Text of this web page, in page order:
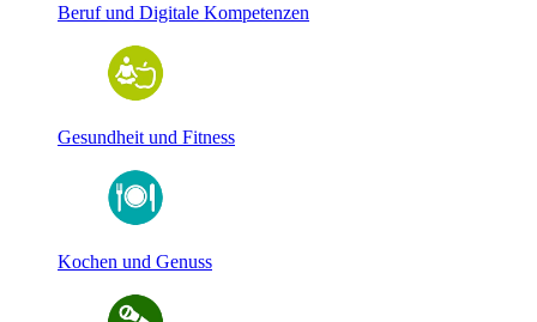
Beruf und Digitale Kompetenzen
Gesundheit und Fitness
Kochen und Genuss